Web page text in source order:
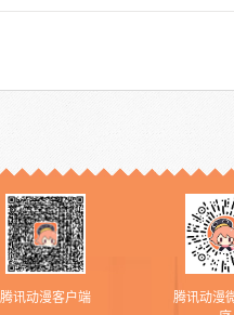
腾讯动漫客户端
腾讯动漫